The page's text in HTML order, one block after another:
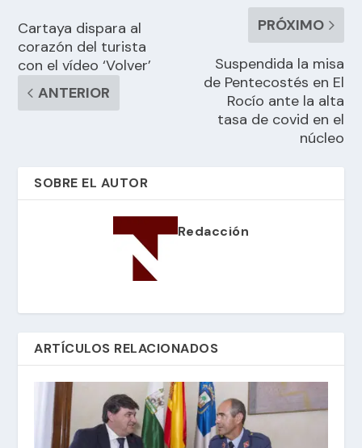
Cartaya dispara al
corazón del turista
con el vídeo ‘Volver’
ANTERIOR
PRÓXIMO
Suspendida la misa
de Pentecostés en El
Rocío ante la alta
tasa de covid en el
núcleo
SOBRE EL AUTOR
Redacción
ARTÍCULOS RELACIONADOS